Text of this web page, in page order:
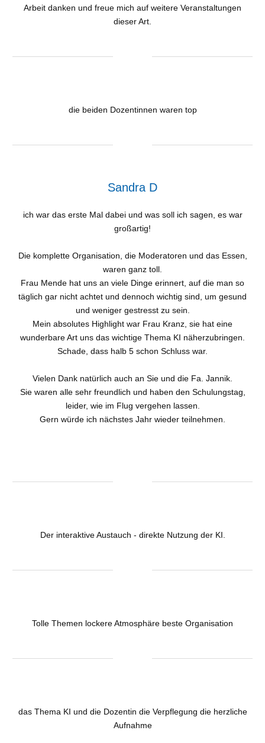
Arbeit danken und freue mich auf weitere Veranstaltungen
dieser Art.
die beiden Dozentinnen waren top
Sandra D
ich war das erste Mal dabei und was soll ich sagen, es war
großartig!
Die komplette Organisation, die Moderatoren und das Essen,
waren ganz toll.
Frau Mende hat uns an viele Dinge erinnert, auf die man so
täglich gar nicht achtet und dennoch wichtig sind, um gesund
und weniger gestresst zu sein.
Mein absolutes Highlight war Frau Kranz, sie hat eine
wunderbare Art uns das wichtige Thema KI näherzubringen.
Schade, dass halb 5 schon Schluss war.
Vielen Dank natürlich auch an Sie und die Fa. Jannik.
Sie waren alle sehr freundlich und haben den Schulungstag,
leider, wie im Flug vergehen lassen.
Gern würde ich nächstes Jahr wieder teilnehmen.
Der interaktive Austauch - direkte Nutzung der KI.
Tolle Themen lockere Atmosphäre beste Organisation
das Thema KI und die Dozentin die Verpflegung die herzliche
Aufnahme